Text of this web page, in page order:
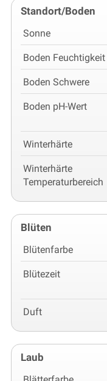
Standort/Boden
Sonne
Boden Feuchtigkeit
Boden Schwere
Boden pH-Wert
Winterhärte
Winterhärte
Temperaturbereich
Blüten
Blütenfarbe
Blütezeit
Duft
Laub